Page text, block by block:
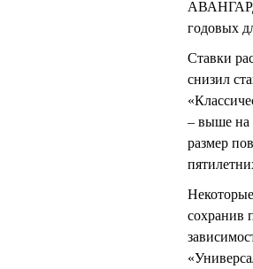
годовых
Ставки
снизил
– выше на
размер
сохранив